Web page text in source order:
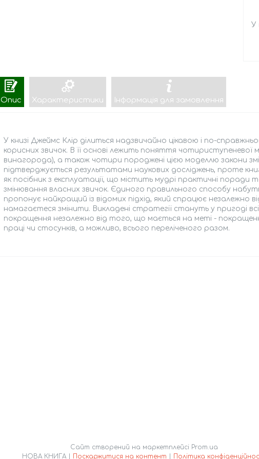
У
Опис Характеристики Інформація для замовлення
У книзі Джеймс Клір ділиться надзвичайно цікавою і по-
корисних звичок. В її основі лежить поняття чотириступеневої
винагорода), а також чотири породжені цією моделлю закони
підтверджується результатами наукових досліджень, проте
як посібник з експлуатації, що містить мудрі практичні поради
змінювання власних звичок. Єдиного правильного способу
пропонує найкращий із відомих підхід, який спрацює незалежно
намагаєтеся змінити. Викладені стратегії стануть у пригоді
покращення незалежно від того, що мається на меті -
праці чи стосунків, а можливо, всього переліченого разом.
Сайт створений на маркетплейсі Prom.ua
Поскаржитися на контент Політика